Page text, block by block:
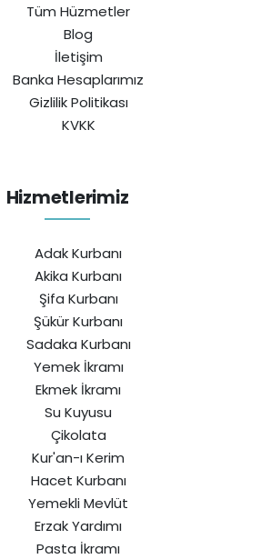
Tüm Hüzmetler
Blog
İletişim
Banka Hesaplarımız
Gizlilik Politikası
KVKK
Hizmetlerimiz
Adak Kurbanı
Akika Kurbanı
Şifa Kurbanı
Şükür Kurbanı
Sadaka Kurbanı
Yemek İkramı
Ekmek İkramı
Su Kuyusu
Çikolata
Kur'an-ı Kerim
Hacet Kurbanı
Yemekli Mevlüt
Erzak Yardımı
Pasta İkramı